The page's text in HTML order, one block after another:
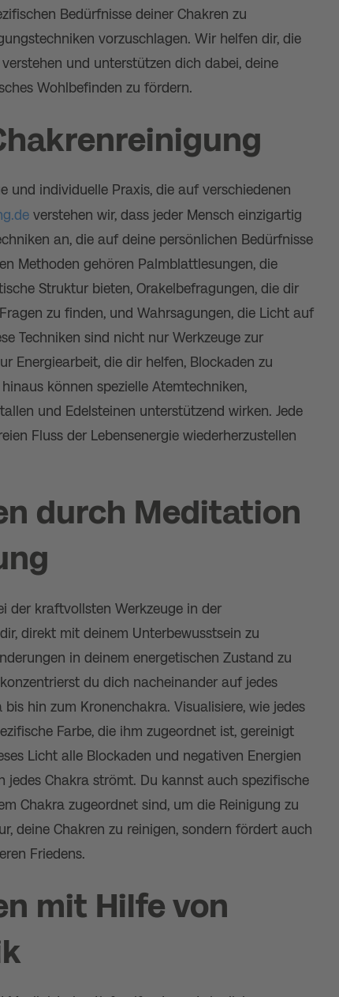
Bedürfnisse deiner Chakren zu
vorzuschlagen. Wir helfen dir, die
und unterstützen dich dabei, deine
Wohlbefinden zu fördern.
und individuelle Praxis, die auf verschiedenen
verstehen wir, dass jeder Mensch einzigartig
an, die auf deine persönlichen Bedürfnisse
Methoden gehören Palmblattlesungen, die
Struktur bieten, Orakelbefragungen, die dir
zu finden, und Wahrsagungen, die Licht auf
Techniken sind nicht nur Werkzeuge zur
Energiearbeit, die dir helfen, Blockaden zu
können spezielle Atemtechniken,
und Edelsteinen unterstützend wirken. Jede
Fluss der Lebensenergie wiederherzustellen
durch Meditation
der kraftvollsten Werkzeuge in der
direkt mit deinem Unterbewusstsein zu
in deinem energetischen Zustand zu
du dich nacheinander auf jedes
hin zum Kronenchakra. Visualisiere, wie jedes
Farbe, die ihm zugeordnet ist, gereinigt
Licht alle Blockaden und negativen Energien
jedes Chakra strömt. Du kannst auch spezifische
Chakra zugeordnet sind, um die Reinigung zu
deine Chakren zu reinigen, sondern fördert auch
Friedens.
mit Hilfe von